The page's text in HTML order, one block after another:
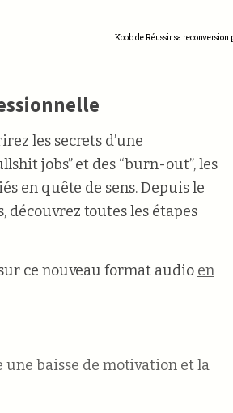
Koob de Réussir sa reconversion
les secrets d’une
jobs” et des “burn-out”, les
en quête de sens. Depuis le
découvrez toutes les étapes
ce nouveau format audio en
baisse de motivation et la